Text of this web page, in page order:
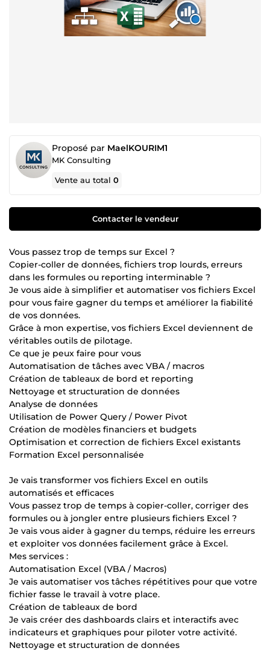
Proposé par MaelKOURIM1
MK Consulting
Vente au total0
Contacter le vendeur
Vous passez trop de temps sur Excel ?
Copier-coller de données, fichiers trop lourds, erreurs
dans les formules ou reporting interminable ?
Je vous aide à simplifier et automatiser vos fichiers Excel
pour vous faire gagner du temps et améliorer la fiabilité
de vos données.
Grâce à mon expertise, vos fichiers Excel deviennent de
véritables outils de pilotage.
Ce que je peux faire pour vous
Automatisation de tâches avec VBA / macros
Création de tableaux de bord et reporting
Nettoyage et structuration de données
Analyse de données
Utilisation de Power Query / Power Pivot
Création de modèles financiers et budgets
Optimisation et correction de fichiers Excel existants
Formation Excel personnalisée
Je vais transformer vos fichiers Excel en outils
automatisés et efficaces
Vous passez trop de temps à copier-coller, corriger des
formules ou à jongler entre plusieurs fichiers Excel ?
Je vais vous aider à gagner du temps, réduire les erreurs
et exploiter vos données facilement grâce à Excel.
Mes services :
Automatisation Excel (VBA / Macros)
Je vais automatiser vos tâches répétitives pour que votre
fichier fasse le travail à votre place.
Création de tableaux de bord
Je vais créer des dashboards clairs et interactifs avec
indicateurs et graphiques pour piloter votre activité.
Nettoyage et structuration de données